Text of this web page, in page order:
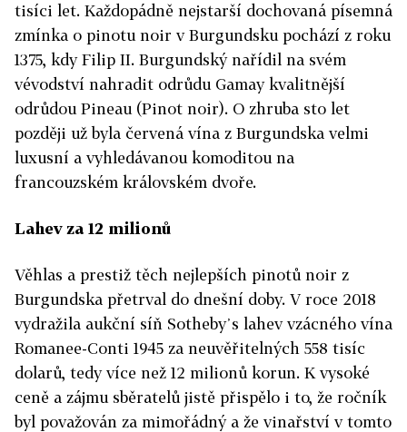
tisíci let. Každopádně nejstarší dochovaná písemná
zmínka o pinotu noir v Burgundsku pochází z roku
1375, kdy Filip II. Burgundský nařídil na svém
vévodství nahradit odrůdu Gamay kvalitnější
odrůdou Pineau (Pinot noir). O zhruba sto let
později už byla červená vína z Burgundska velmi
luxusní a vyhledávanou komoditou na
francouzském královském dvoře.
Lahev za 12 milionů
Věhlas a prestiž těch nejlepších pinotů noir z
Burgundska přetrval do dnešní doby. V roce 2018
vydražila aukční síň Sotheby᾽s lahev vzácného vína
Romanee-Conti 1945 za neuvěřitelných 558 tisíc
dolarů, tedy více než 12 milionů korun. K vysoké
ceně a zájmu sběratelů jistě přispělo i to, že ročník
byl považován za mimořádný a že vinařství v tomto